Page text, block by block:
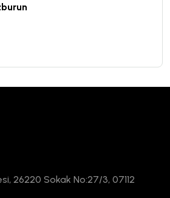
26220 Sokak No:27/3, 07112